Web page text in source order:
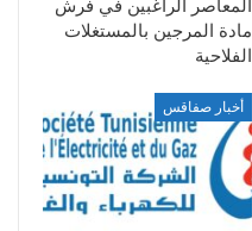
المعاصر الراغبين في فرش
مادة المرجين بالمستغلات
الفلاحية
أخبار صفاقس